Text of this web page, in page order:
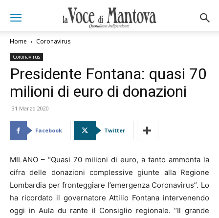
Home Coronavirus
Coronavirus
Presidente Fontana: quasi 70
milioni di euro di donazioni
31 Marzo 2020
Facebook Twitter
MILANO – “Quasi 70 milioni di euro, a tanto ammonta la
cifra delle donazioni complessive giunte alla Regione
Lombardia per fronteggiare l’emergenza Coronavirus”. Lo
ha ricordato il governatore Attilio Fontana intervenendo
oggi in Aula du rante il Consiglio regionale. “Il grande